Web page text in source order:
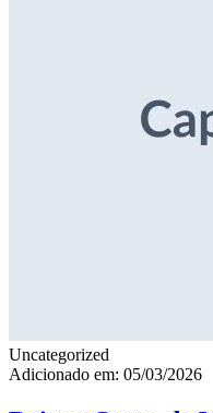
Uncategorized
Adicionado em: 05/03/2026